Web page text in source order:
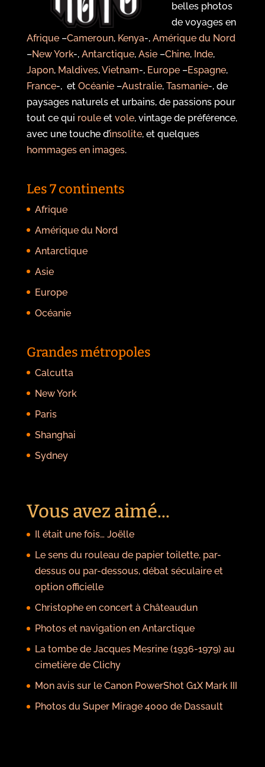
belles photos
de voyages en
Afrique–Cameroun, Kenya-, Amérique du Nord
–New York-, Antarctique, Asie–Chine, Inde,
Japon, Maldives,Vietnam-, Europe–Espagne,
France-, et Océanie–Australie, Tasmanie-, de
paysages naturels et urbains, de passions pour
tout ce qui rouleet vole, vintage de préférence,
avec une touche d’insolite, et quelques
hommages en images.
Les 7 continents
Afrique
Amérique du Nord
Antarctique
Asie
Europe
Océanie
Grandes métropoles
Calcutta
New York
Paris
Shanghai
Sydney
Vous avez aimé...
Il était une fois… Joëlle
Le sens du rouleau de papier toilette, par-
dessus ou par-dessous, débat séculaire et
option officielle
Christophe en concert à Châteaudun
Photos et navigation en Antarctique
La tombe de Jacques Mesrine (1936-1979) au
cimetière de Clichy
Mon avis sur le Canon PowerShot G1X Mark III
Photos du Super Mirage 4000 de Dassault